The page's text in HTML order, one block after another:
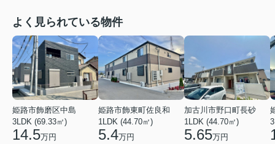
よく見られている物件
姫路市飾磨区中島
3LDK (69.33㎡)
14.5万円
姫路市飾東町佐良和
1LDK (44.70㎡)
5.4万円
加古川市野口町長砂
1LDK (44.70㎡)
5.65万円